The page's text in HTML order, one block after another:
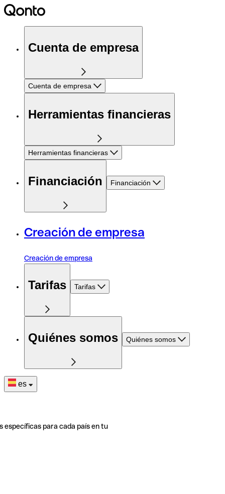
Cuenta de empresa
Cuenta de empresa
Herramientas financieras
Herramientas financieras
Financiación Financiación
Creación de empresa
Creación de empresa
Tarifas Tarifas
Quiénes somos Quiénes somos
es
específicas para cada país en tu